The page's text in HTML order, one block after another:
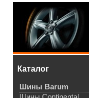
Каталог
Шины Barum